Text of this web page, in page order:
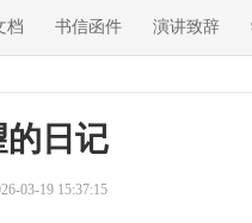
档 书信函件 演讲致辞
的日记
03-19 15:37:15